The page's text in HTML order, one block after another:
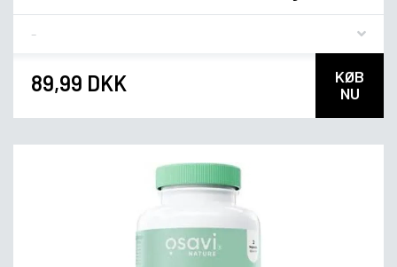
89,99 DKK
KØB
NU